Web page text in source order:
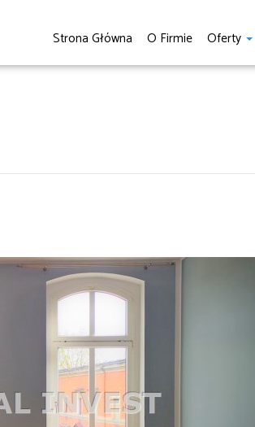
Strona Główna O Firmie Oferty